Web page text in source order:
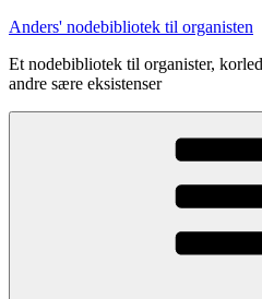
Videre
indhold
Anders' nodebibliotek til organisten
Et nodebibliotek til organister,
andre sære eksistenser